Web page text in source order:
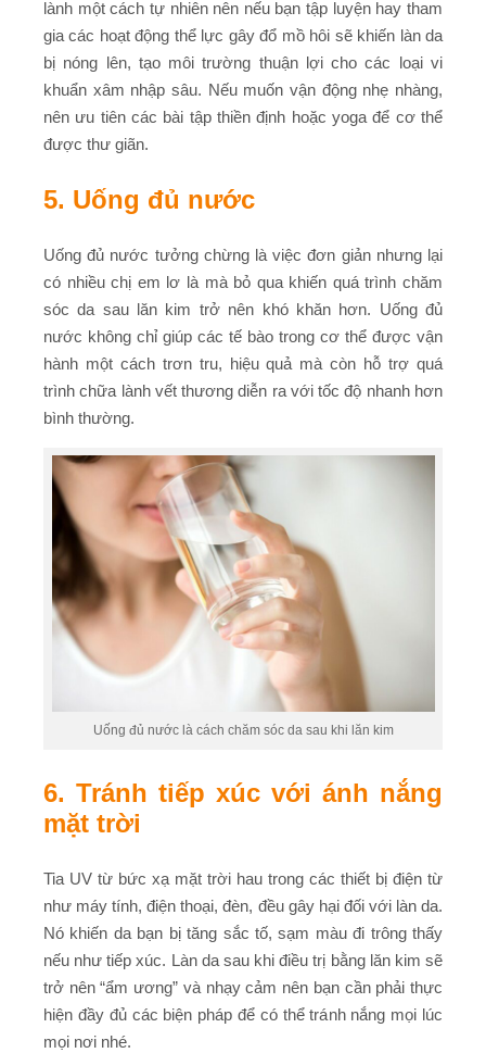
lành một cách tự nhiên nên nếu bạn tập luyện hay tham
gia các hoạt động thể lực gây đổ mồ hôi sẽ khiến làn da
bị nóng lên, tạo môi trường thuận lợi cho các loại vi
khuẩn xâm nhập sâu. Nếu muốn vận động nhẹ nhàng,
nên ưu tiên các bài tập thiền định hoặc yoga để cơ thể
được thư giãn.
5. Uống đủ nước
Uống đủ nước tưởng chừng là việc đơn giản nhưng lại
có nhiều chị em lơ là mà bỏ qua khiến quá trình chăm
sóc da sau lăn kim trở nên khó khăn hơn. Uống đủ
nước không chỉ giúp các tế bào trong cơ thể được vận
hành một cách trơn tru, hiệu quả mà còn hỗ trợ quá
trình chữa lành vết thương diễn ra với tốc độ nhanh hơn
bình thường.
Uống đủ nước là cách chăm sóc da sau khi lăn kim
6. Tránh tiếp xúc với ánh nắng
mặt trời
Tia UV từ bức xạ mặt trời hau trong các thiết bị điện từ
như máy tính, điện thoại, đèn, đều gây hại đối với làn da.
Nó khiến da bạn bị tăng sắc tố, sạm màu đi trông thấy
nếu như tiếp xúc. Làn da sau khi điều trị bằng lăn kim sẽ
trở nên “ẩm ương” và nhạy cảm nên bạn cần phải thực
hiện đầy đủ các biện pháp để có thể tránh nắng mọi lúc
mọi nơi nhé.